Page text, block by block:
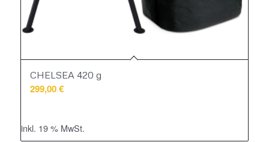
CHELSEA 420 g
299,00€
inkl. 19 % MwSt.